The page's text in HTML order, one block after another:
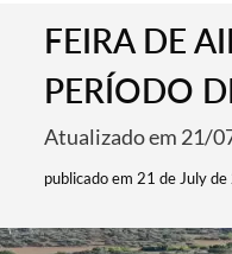
FEIRA DE
PERÍODO
Atualizado em 21/
publicado em 21 de July